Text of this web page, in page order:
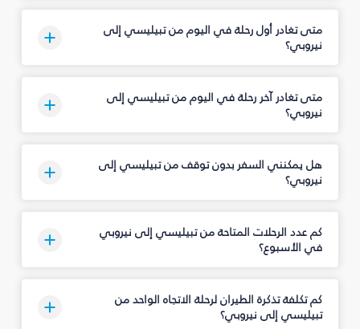
متى تغادر أول رحلة في اليوم من تبيليسي إلى
نيروبي؟
متى تغادر آخر رحلة في اليوم من تبيليسي إلى
نيروبي؟
هل يمكنني السفر بدون توقف من تبيليسي إلى
نيروبي؟
كم عدد الرحلات المتاحة من تبيليسي إلى نيروبي
في الأسبوع؟
كم تكلفة تذكرة الطيران لرحلة الاتجاه الواحد من
تبيليسي إلى نيروبي؟